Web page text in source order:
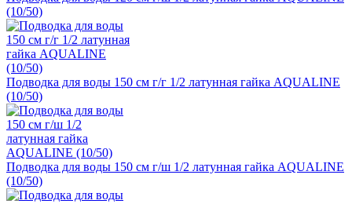
(10/50)
Подводка для воды 150 см г/г 1/2 латунная гайка AQUALINE
(10/50)
Подводка для воды 150 см г/ш 1/2 латунная гайка AQUALINE
(10/50)